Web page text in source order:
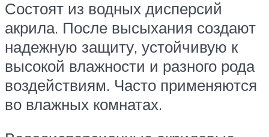
Состоят из водных дисперсий
акрила. После высыхания создают
надежную защиту, устойчивую к
высокой влажности и разного рода
воздействиям. Часто применяются
во влажных комнатах.